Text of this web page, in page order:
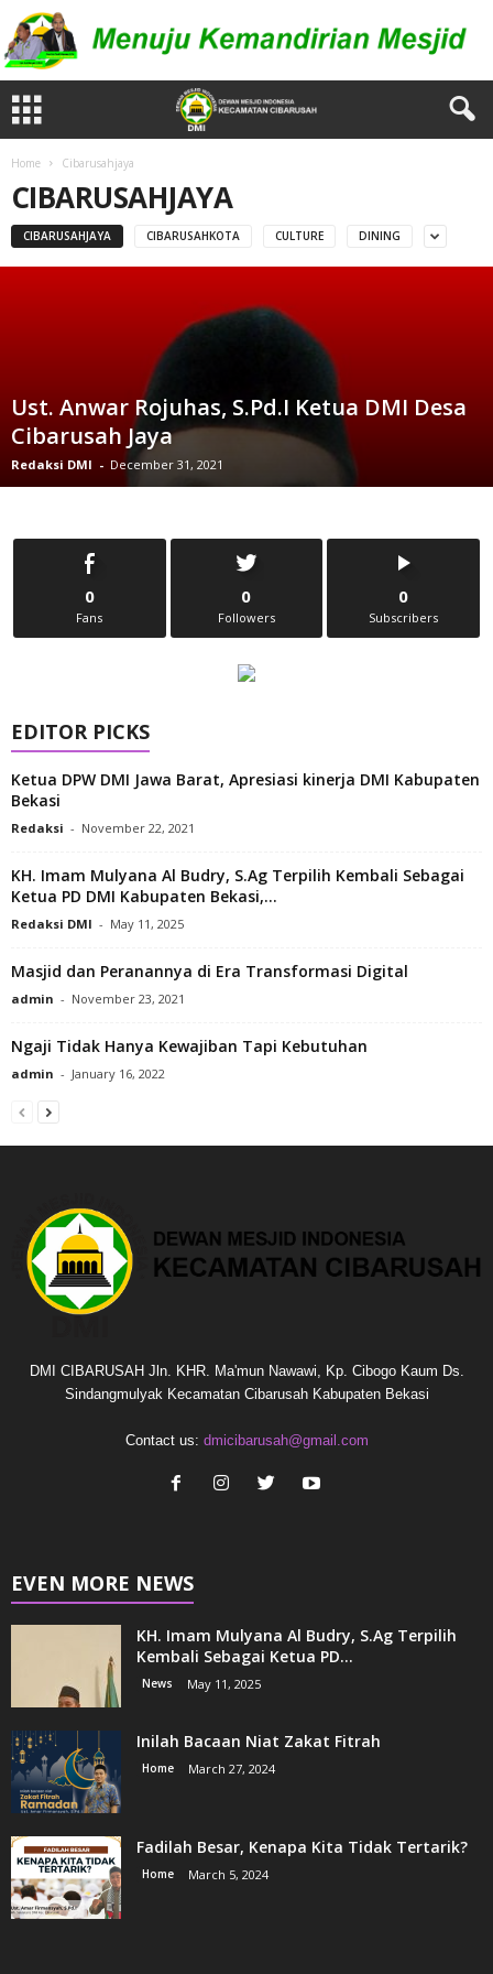
Home Cibarusahjaya
CIBARUSAHJAYA
CIBARUSAHJAYA CIBARUSAHKOTA CULTURE DINING
Ust. Anwar Rojuhas, S.Pd.I Ketua DMI Desa
Cibarusah Jaya
Redaksi DMI - December 31, 2021
0
Fans
0
Followers
0
Subscribers
EDITOR PICKS
Ketua DPW DMI Jawa Barat, Apresiasi kinerja DMI Kabupaten
Bekasi
Redaksi - November 22, 2021
KH. Imam Mulyana Al Budry, S.Ag Terpilih Kembali Sebagai
Ketua PD DMI Kabupaten Bekasi,...
Redaksi DMI - May 11, 2025
Masjid dan Peranannya di Era Transformasi Digital
admin - November 23, 2021
Ngaji Tidak Hanya Kewajiban Tapi Kebutuhan
admin - January 16, 2022
DMI CIBARUSAH Jln. KHR. Ma'mun Nawawi, Kp. Cibogo Kaum Ds.
Sindangmulyak Kecamatan Cibarusah Kabupaten Bekasi
Contact us: dmicibarusah@gmail.com
EVEN MORE NEWS
KH. Imam Mulyana Al Budry, S.Ag Terpilih
Kembali Sebagai Ketua PD...
News May 11, 2025
Inilah Bacaan Niat Zakat Fitrah
Home March 27, 2024
Fadilah Besar, Kenapa Kita Tidak Tertarik?
Home March 5, 2024